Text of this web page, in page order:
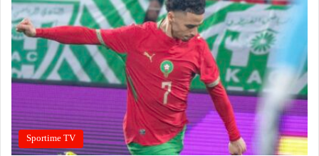
Sportime TV